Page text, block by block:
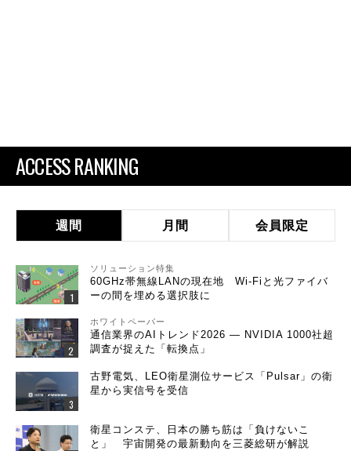
ACCESS RANKING
週間 月間 会員限定
ソリューション特集
60GHz帯無線LANの現在地 Wi-Fiと光ファイバ
ーの間を埋める選択肢に
ホワイトペーパー
通信業界のAIトレンド2026 ― NVIDIA 1000社超
調査が捉えた「転換点」
古野電気、LEO衛星測位サービス「Pulsar」の衛
星から実信号を受信
衛星コンステ、日本の勝ち筋は「負けないこ
と」 宇宙開発の最新動向を三菱総研が解説